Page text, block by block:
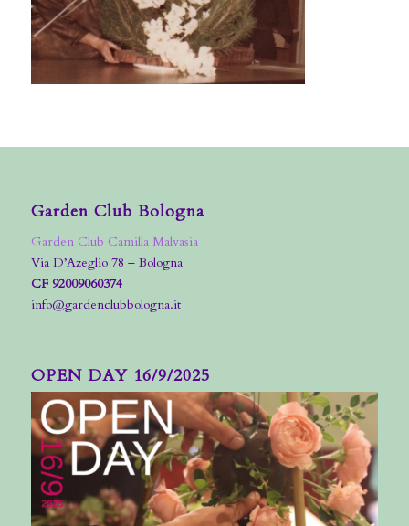
Garden Club Bologna
Garden Club Camilla Malvasia
Via D’Azeglio 78 – Bologna
CF 92009060374
info@gardenclubbologna.it
OPEN DAY 16/9/2025